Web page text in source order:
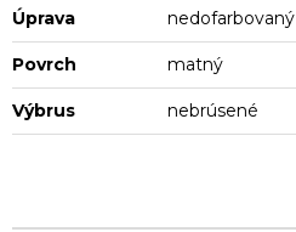
Úprava nedofarbovaný
Povrch matný
Výbrus nebrúsené